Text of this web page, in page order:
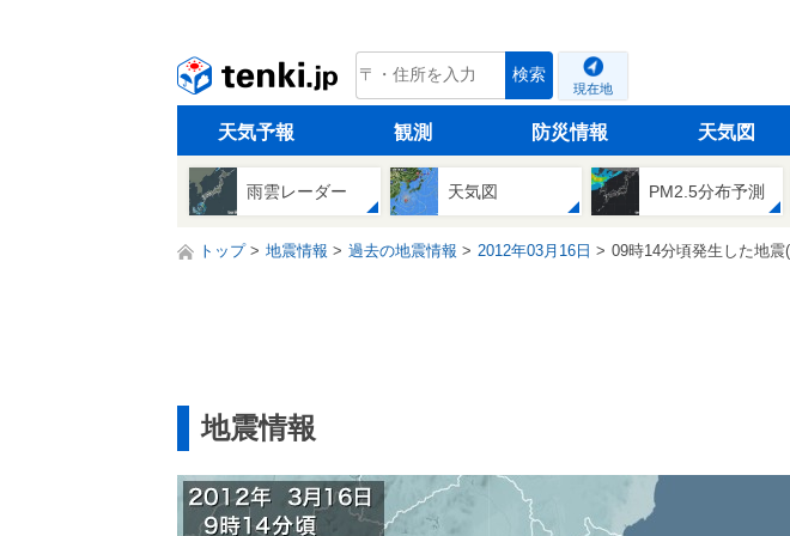
tenki.jp 検索
現在地
天気予報 観測 防災情報 天気図
雨雲レーダー 天気図 PM2.5分布予測
トップ 地震情報 過去の地震情報 2012年03月16日 09時14分頃発生した地震
地震情報